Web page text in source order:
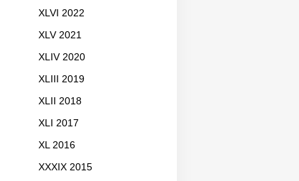
XLVI 2022
XLV 2021
XLIV 2020
XLIII 2019
XLII 2018
XLI 2017
XL 2016
XXXIX 2015